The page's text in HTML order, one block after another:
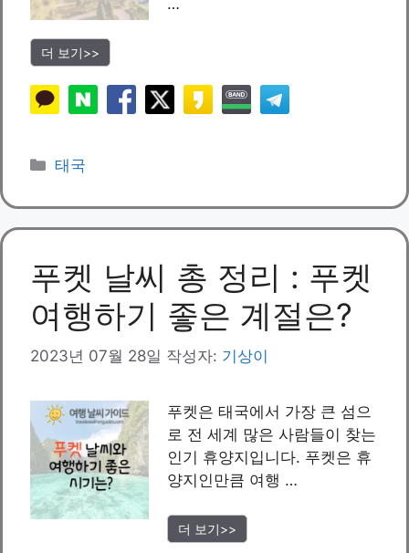
더 보기>>
카
고
리
태국
푸켓 날씨 총 정리 : 푸켓
여행하기 좋은 계절은?
2023년 07월 28일 작성자: 기상이
푸켓은 태국에서 가장 큰 섬으
로 전 세계 많은 사람들이 찾는
인기 휴양지입니다. 푸켓은 휴
양지인만큼 여행 …
더 보기>>